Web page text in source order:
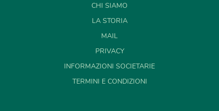
CHI SIAMO
LA STORIA
MAIL
PRIVACY
INFORMAZIONI SOCIETARIE
TERMINI E CONDIZIONI